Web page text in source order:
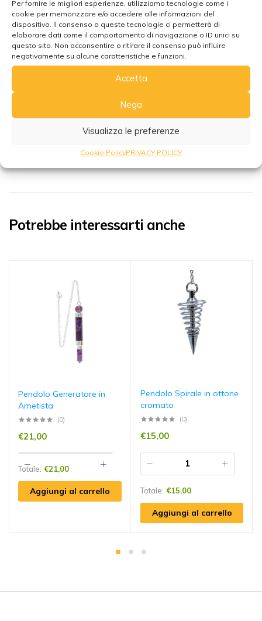
Per fornire le migliori esperienze, utilizziamo tecnologie come i
cookie per memorizzare e/o accedere alle informazioni del
dispositivo. Il consenso a queste tecnologie ci permetterà di
elaborare dati come il comportamento di navigazione o ID unici su
questo sito. Non acconsentire o ritirare il consenso può influire
negativamente su alcune caratteristiche e funzioni.
Accetta
Nega
Visualizza le preferenze
Cookie PolicyPRIVACY POLICY
DESCRIZIONE INFORMAZIONI AGGIUNTIVE
Pendolo generatore con bagno di
Potrebbe interessarti anche
Pendolo Generatore in
Ametista
(0)
€21,00
Totale: €21,00
Aggiungi al carrello
Pendolo Spirale in ottone
cromato
(0)
€15,00
Totale: €15,00
Aggiungi al carrello